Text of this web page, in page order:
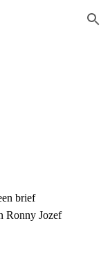
brief
Ronny Jozef